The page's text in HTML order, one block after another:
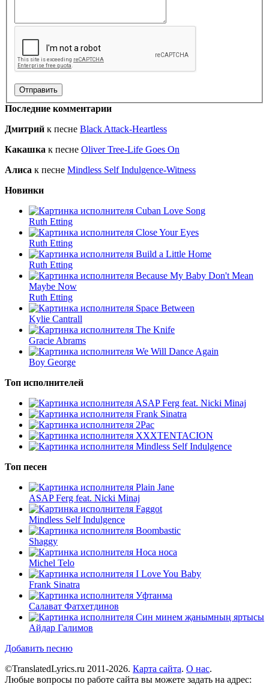
Последние комментарии
Дмитрий к песне Black Attack-Heartless
Какашка к песне Oliver Tree-Life Goes On
Алиса к песне Mindless Self Indulgence-Witness
Новинки
Cuban Love Song
Ruth Etting
Close Your Eyes
Ruth Etting
Build a Little Home
Ruth Etting
Because My Baby Don't Mean
Maybe Now
Ruth Etting
Space Between
Kylie Cantrall
The Knife
Gracie Abrams
We Will Dance Again
Boy George
Топ исполнителей
ASAP Ferg feat. Nicki Minaj
Frank Sinatra
2Pac
XXXTENTACION
Mindless Self Indulgence
Топ песен
Plain Jane
ASAP Ferg feat. Nicki Minaj
Faggot
Mindless Self Indulgence
Boombastic
Shaggy
Носа носа
Michel Telo
I Love You Baby
Frank Sinatra
Уфтанма
Салават Фатхетдинов
Син минем җанымның яртысы
Айдар Галимов
Добавить песню
©TranslatedLyrics.ru 2011-2026. Карта сайта. О нас.
Любые вопросы по работе сайта вы можете задать на адрес: